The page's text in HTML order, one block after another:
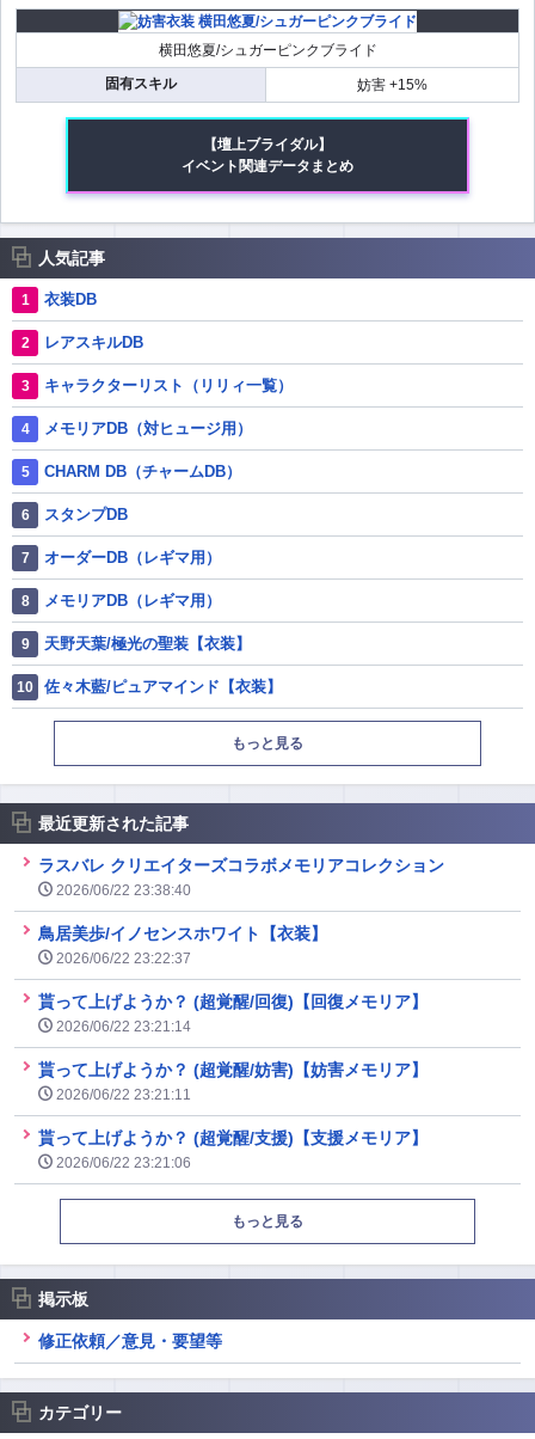
横田悠夏/シュガーピンクブライド
固有スキル
妨害 +15%
【壇上ブライダル】
イベント関連データまとめ
人気記事
衣装DB
レアスキルDB
キャラクターリスト（リリィ一覧）
メモリアDB（対ヒュージ用）
CHARM DB（チャームDB）
スタンプDB
オーダーDB（レギマ用）
メモリアDB（レギマ用）
天野天葉/極光の聖装【衣装】
佐々木藍/ピュアマインド【衣装】
もっと見る
最近更新された記事
ラスバレ クリエイターズコラボメモリアコレクション
2026/06/22 23:38:40
鳥居美歩/イノセンスホワイト【衣装】
2026/06/22 23:22:37
貰って上げようか？ (超覚醒/回復)【回復メモリア】
2026/06/22 23:21:14
貰って上げようか？ (超覚醒/妨害)【妨害メモリア】
2026/06/22 23:21:11
貰って上げようか？ (超覚醒/支援)【支援メモリア】
2026/06/22 23:21:06
もっと見る
掲示板
修正依頼／意見・要望等
カテゴリー